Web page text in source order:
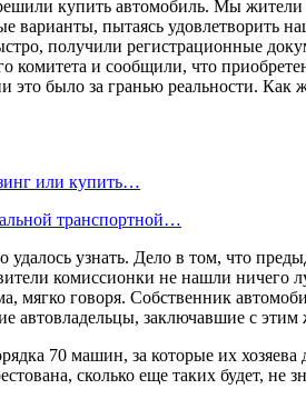
купить автомобиль. Мы жители
варианты, пытаясь
получили регистрационные
комитета и сообщили, что
это было за гранью реальности.
или купить…
транспортной…
удалось узнать. Дело в том, что
комиссионки не нашли
мягко говоря. Собственник
автовладельцы, заключавшие с
70 машин, за которые их
сколько еще таких будет, не